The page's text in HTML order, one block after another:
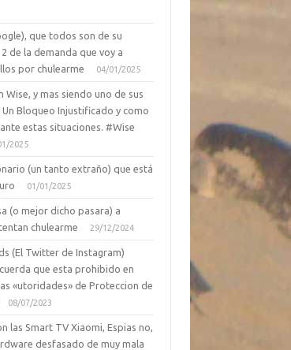
que todos son de su
de la demanda que voy a
por chulearme
04/01/2025
Wise, y mas siendo uno de sus
Bloqueo Injustificado y como
estas situaciones. #Wise
2025
(un tanto extraño) que está
01/01/2025
(o mejor dicho pasara) a
chulearme
29/12/2024
(El Twitter de Instagram)
que esta prohibido en
«utoridades» de Proteccion de
08/07/2023
las Smart TV Xiaomi, Espias no,
desfasado de muy mala